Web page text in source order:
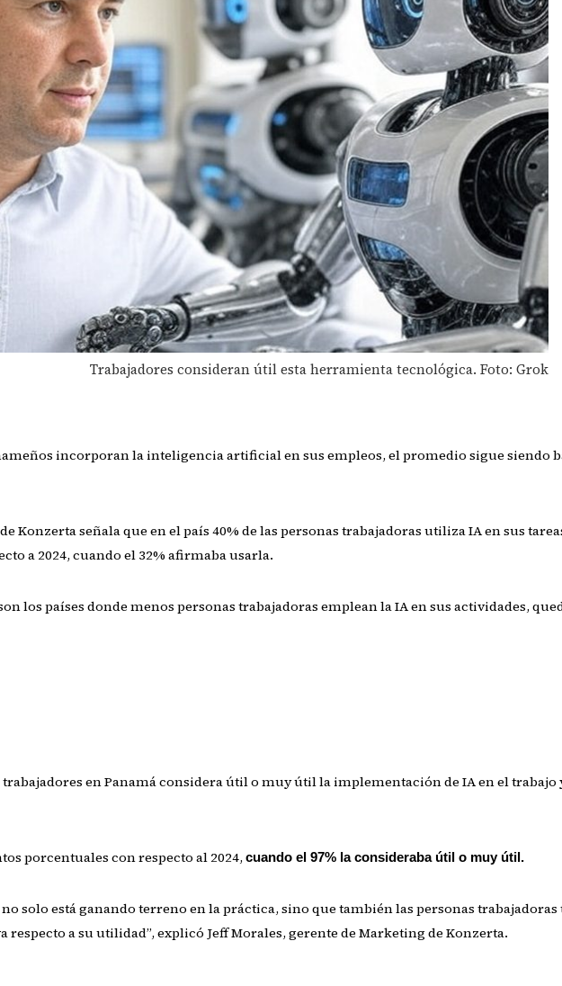
Trabajadores consideran útil esta herramienta tecnológica. Foto: Grok
incorporan la inteligencia artificial en sus empleos, el promedio sigue siendo
Konzerta señala que en el país 40% de las personas trabajadoras utiliza IA en sus
a 2024, cuando el 32% afirmaba usarla.
los países donde menos personas trabajadoras emplean la IA en sus actividades,
trabajadores en Panamá considera útil o muy útil la implementación de IA en el trabajo
porcentuales con respecto al 2024,cuando el 97% la consideraba útil o muy útil.
solo está ganando terreno en la práctica, sino que también las personas
a su utilidad”, explicó Jeff Morales, gerente de Marketing de Konzerta.